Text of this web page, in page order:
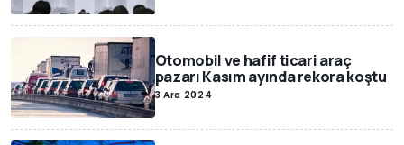
Otomobil ve hafif ticari araç
pazarı Kasım ayında rekora koştu
3 Ara 2024